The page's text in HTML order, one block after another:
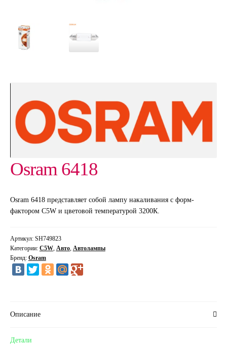
Osram 6418
Osram 6418 представляет собой лампу накаливания с форм-
фактором C5W и цветовой температурой 3200К.
Артикул: SH749823
Категории: C5W, Авто, Автолампы
Бренд: Osram
Описание
Детали